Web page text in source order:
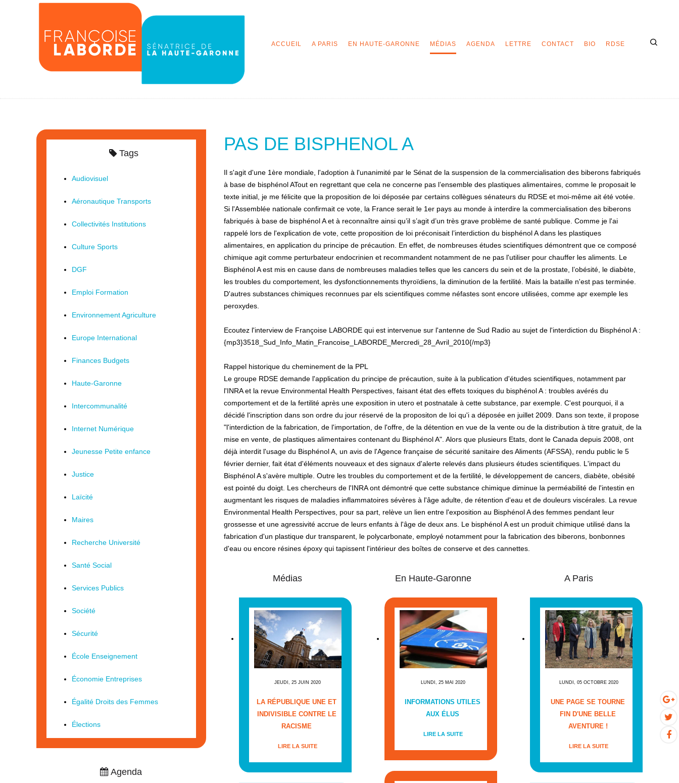
ACCUEIL A PARIS EN HAUTE-GARONNE MÉDIAS AGENDA LETTRE CONTACT BIO RDSE
PAS DE BISPHENOL A
Il s'agit d'une 1ère mondiale, l'adoption à l'unanimité par le Sénat de la suspension de la commercialisation des biberons fabriqués
à base de bisphénol ATout en regrettant que cela ne concerne pas l’ensemble des plastiques alimentaires, comme le proposait le
texte initial, je me félicite que la proposition de loi déposée par certains collègues sénateurs du RDSE et moi-même ait été votée.
Si l'Assemblée nationale confirmait ce vote, la France serait le 1er pays au monde à interdire la commercialisation des biberons
fabriqués à base de bisphénol A et à reconnaître ainsi qu’il s’agit d’un très grave problème de santé publique. Comme je l'ai
rappelé lors de l'explication de vote, cette proposition de loi préconisait l’interdiction du bisphénol A dans les plastiques
alimentaires, en application du principe de précaution. En effet, de nombreuses études scientifiques démontrent que ce composé
chimique agit comme perturbateur endocrinien et recommandent notamment de ne pas l'utiliser pour chauffer les aliments. Le
Bisphénol A est mis en cause dans de nombreuses maladies telles que les cancers du sein et de la prostate, l’obésité, le diabète,
les troubles du comportement, les dysfonctionnements thyroïdiens, la diminution de la fertilité. Mais la bataille n'est pas terminée.
D'autres substances chimiques reconnues par els scientifiques comme néfastes sont encore utilisées, comme apr exemple les
peroxydes.
Ecoutez l'interview de Françoise LABORDE qui est intervenue sur l'antenne de Sud Radio au sujet de l'interdiction du Bisphénol A :
{mp3}3518_Sud_Info_Matin_Francoise_LABORDE_Mercredi_28_Avril_2010{/mp3}
Rappel historique du cheminement de la PPL
Le groupe RDSE demande l'application du principe de précaution, suite à la publication d'études scientifiques, notamment par
l'INRA et la revue Environmental Health Perspectives, faisant état des effets toxiques du bisphénol A : troubles avérés du
comportement et de la fertilité après une exposition in utero et postnatale à cette substance, par exemple. C'est pourquoi, il a
décidé l'inscription dans son ordre du jour réservé de la propositon de loi qu'i a déposée en juillet 2009. Dans son texte, il propose
"l'interdiction de la fabrication, de l'importation, de l'offre, de la détention en vue de la vente ou de la distribution à titre gratuit, de la
mise en vente, de plastiques alimentaires contenant du Bisphénol A". Alors que plusieurs Etats, dont le Canada depuis 2008, ont
déjà interdit l'usage du Bisphénol A, un avis de l'Agence française de sécurité sanitaire des Aliments (AFSSA), rendu public le 5
février dernier, fait état d'éléments nouveaux et des signaux d'alerte relevés dans plusieurs études scientifiques. L'impact du
Bisphénol A s'avère multiple. Outre les troubles du comportement et de la fertilité, le développement de cancers, diabète, obésité
est pointé du doigt. Les chercheurs de l'INRA ont démontré que cette substance chimique diminue la perméabilité de l'intestin en
augmentant les risques de maladies inflammatoires sévères à l'âge adulte, de rétention d'eau et de douleurs viscérales. La revue
Environmental Health Perspectives, pour sa part, relève un lien entre l'exposition au Bisphénol A des femmes pendant leur
grossesse et une agressivité accrue de leurs enfants à l'âge de deux ans. Le bisphénol A est un produit chimique utilisé dans la
fabrication d'un plastique dur transparent, le polycarbonate, employé notamment pour la fabrication des biberons, bonbonnes
d'eau ou encore résines époxy qui tapissent l'intérieur des boîtes de conserve et des cannettes.
Médias
JEUDI, 25 JUIN 2020
LA RÉPUBLIQUE UNE ET
INDIVISIBLE CONTRE LE
RACISME
LIRE LA SUITE
En Haute-Garonne
LUNDI, 25 MAI 2020
INFORMATIONS UTILES
AUX ÉLUS
LIRE LA SUITE
A Paris
LUNDI, 05 OCTOBRE 2020
UNE PAGE SE TOURNE
FIN D'UNE BELLE
AVENTURE !
LIRE LA SUITE
Tags
Audiovisuel
Aéronautique Transports
Collectivités Institutions
Culture Sports
DGF
Emploi Formation
Environnement Agriculture
Europe International
Finances Budgets
Haute-Garonne
Intercommunalité
Internet Numérique
Jeunesse Petite enfance
Justice
Laïcité
Maires
Recherche Université
Santé Social
Services Publics
Société
Sécurité
École Enseignement
Économie Entreprises
Égalité Droits des Femmes
Élections
Agenda